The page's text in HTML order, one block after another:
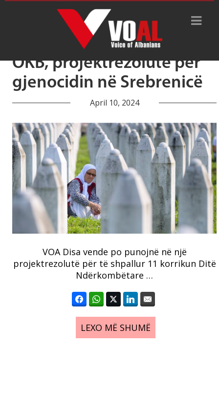
Tag Archive: Radovan Karaxhiç
OKB, projektrezolutë për
gjenocidin në Srebrenicë
April 10, 2024
VOA Disa vende po punojnë në një
projektrezolutë për të shpallur 11 korrikun Ditë
Ndërkombëtare …
LEXO MË SHUMË